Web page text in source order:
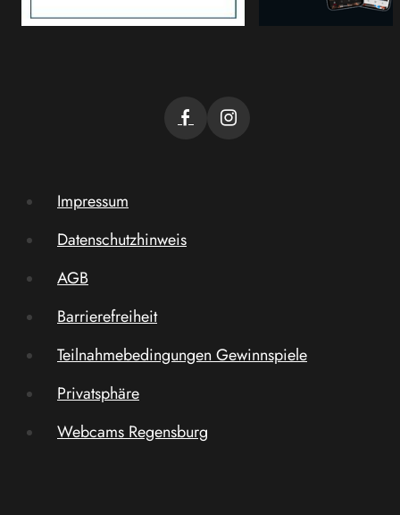
Impressum
Datenschutzhinweis
AGB
Barrierefreiheit
Teilnahmebedingungen Gewinnspiele
Privatsphäre
Webcams Regensburg